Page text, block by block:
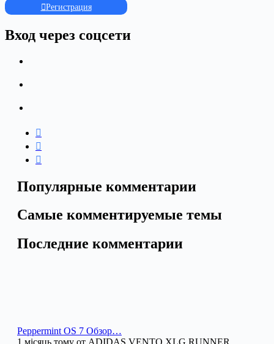
Регистрация
Вход через соцсети
Популярные комментарии
Самые комментируемые темы
Последние комментарии
Peppermint OS 7 Обзор…